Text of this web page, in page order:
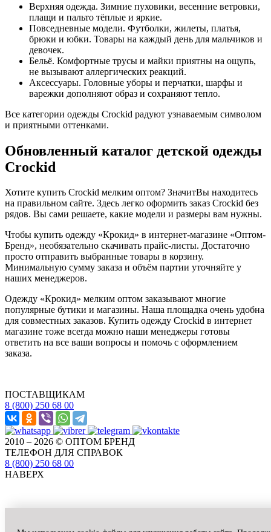
Верхняя одежда. Зимние пуховики, весенние ветровки,
плащи и пальто тёплые и яркие.
Повседневные модели. Футболки, жилеты, платья,
брюки и юбки. Товары на каждый день для мальчиков и
девочек.
Бельё. Комфортные трусы и майки приятны на ощупь,
не вызывают аллергических реакций.
Аксессуары. Головные уборы и перчатки, шарфы и
варежки дополняют образ и сохраняют тепло.
Все категории одежды Crockid радуют узнаваемым символом
и приятными оттенками.
Обновленный каталог детской одежды
Crockid
Хотите купить Crockid мелким оптом? ЗначитВы находитесь
на правильном сайте. Здесь легко оформить заказ Crockid без
рядов. Вы сами решаете, какие модели и размеры вам нужны.
Чтобы купить одежду «Крокид» в интернет-магазине «Оптом-
Бренд», необязательно скачивать прайс-листы. Достаточно
просто отправить выбранные товары в корзину.
Минимальную сумму заказа и объём партии уточняйте у
наших менеджеров.
Одежду «Крокид» мелким оптом заказывают многие
популярные бутики и магазины. Наша площадка очень удобна
для совместных заказов. Купить одежду Crockid в интернет
магазине тоже всегда можно наши менеджеры готовы
ответить на все ваши вопросы и помочь с оформлением
заказа.
ПОСТАВЩИКАМ
8 (800) 250 68 00
2010 – 2026 © ОПТОМ БРЕНД
ТЕЛЕФОН ДЛЯ СПРАВОК
8 (800) 250 68 00
НАВЕРХ